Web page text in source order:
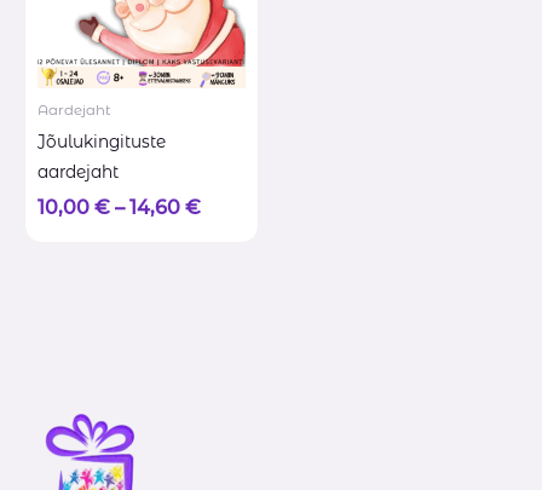
Aardejaht
Jõulukingituste
aardejaht
10,00 € – 14,60 €